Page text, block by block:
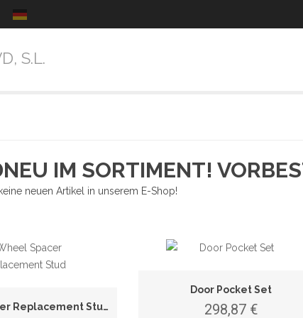
S.L.
IM SORTIMENT!
neuen Artikel in unserem E-Shop!
Wheel Spacer Replacement Stud
Door Pocket Set
298,87 €